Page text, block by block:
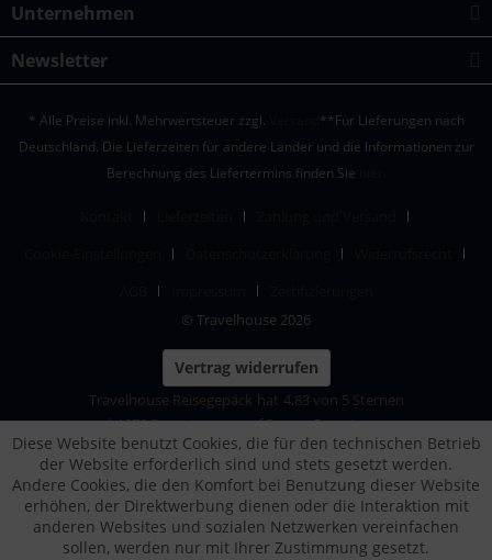
Unternehmen
Newsletter
* Alle Preise inkl. Mehrwertsteuer zzgl.
**Für Lieferungen nach
Deutschland. Die Lieferzeiten für andere Länder und die Informationen zur
Berechnung des Liefertermins finden Sie
© Travelhouse 2026
Vertrag widerrufen
Travelhouse Reisegepäck hat 4,83 von 5 Sternen
|1876Bewertungen auf ProvenExpert.com
Diese Website benutzt Cookies, die für den technischen Betrieb
der Website erforderlich sind und stets gesetzt werden.
Andere Cookies, die den Komfort bei Benutzung dieser Website
erhöhen, der Direktwerbung dienen oder die Interaktion mit
anderen Websites und sozialen Netzwerken vereinfachen
sollen, werden nur mit Ihrer Zustimmung gesetzt.